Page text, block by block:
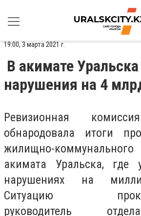
19:00, 3 марта 2021 г.
В акимате
нарушения на 4
Ревизионная
обнародовала итоги
жилищно-
акимата Уральска, где
нарушениях на
Ситуацию
руководитель